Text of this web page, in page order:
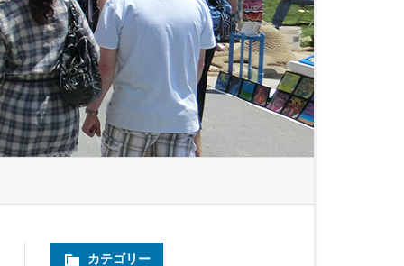
カテゴリー